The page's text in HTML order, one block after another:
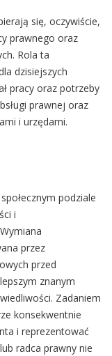
się, oczywiście,
prawnego oraz
Rola ta
dzisiejszych
pracy oraz potrzeby
prawnej oraz
i urzędami.
podziale
i
przez
przed
znanym
Zadaniem
konsekwentnie
i reprezentować
radca prawny nie